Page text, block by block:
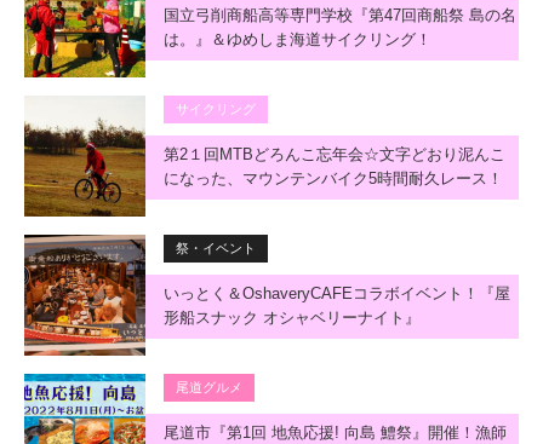
国立弓削商船高等専門学校『第47回商船祭 島の名
は。』＆ゆめしま海道サイクリング！
サイクリング
第2１回MTBどろんこ忘年会☆文字どおり泥んこ
になった、マウンテンバイク5時間耐久レース！
祭・イベント
いっとく＆OshaveryCAFEコラボイベント！『屋
形船スナック オシャベリーナイト』
尾道グルメ
尾道市『第1回 地魚応援! 向島 鱧祭』開催！漁師